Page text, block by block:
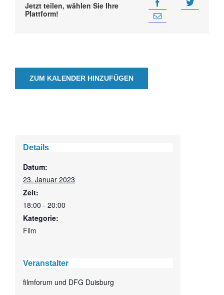
Jetzt teilen, wählen Sie Ihre
Plattform!
ZUM KALENDER HINZUFÜGEN
Details
Datum:
23. Januar 2023
Zeit:
18:00 - 20:00
Kategorie:
Film
Veranstalter
filmforum und DFG Duisburg